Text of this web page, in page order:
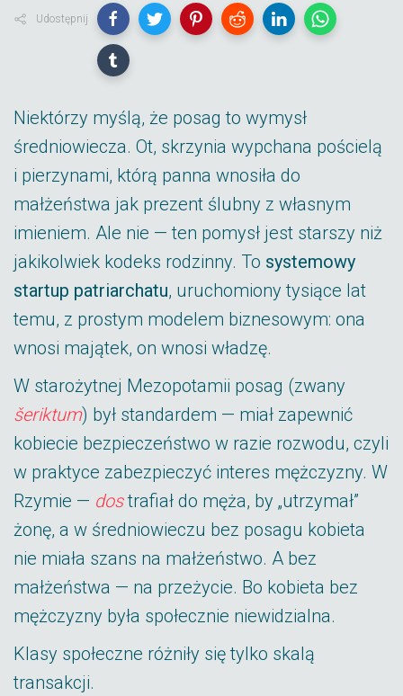
Udostępnij
Niektórzy myślą, że posag to wymysł
średniowiecza. Ot, skrzynia wypchana pościelą
i pierzynami, którą panna wnosiła do
małżeństwa jak prezent ślubny z własnym
imieniem. Ale nie — ten pomysł jest starszy niż
jakikolwiek kodeks rodzinny. To systemowy
startup patriarchatu, uruchomiony tysiące lat
temu, z prostym modelem biznesowym: ona
wnosi majątek, on wnosi władzę.
W starożytnej Mezopotamii posag (zwany
šeriktum) był standardem — miał zapewnić
kobiecie bezpieczeństwo w razie rozwodu, czyli
w praktyce zabezpieczyć interes mężczyzny. W
Rzymie — dostrafiał do męża, by „utrzymał”
żonę, a w średniowieczu bez posagu kobieta
nie miała szans na małżeństwo. A bez
małżeństwa — na przeżycie. Bo kobieta bez
mężczyzny była społecznie niewidzialna.
Klasy społeczne różniły się tylko skalą
transakcji.